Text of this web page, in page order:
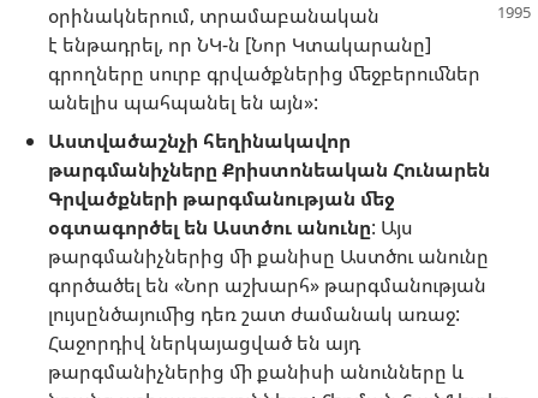
օրինակներում, տրամաբանական
է ենթադրել, որ ՆԿ-ն [Նոր Կտակարանը]
գրողները սուրբ գրվածքներից մեջբերումներ
անելիս պահպանել են այն»:
Աստվածաշնչի հեղինակավոր
թարգմանիչները Քրիստոնեական Հունարեն
Գրվածքների թարգմանության մեջ
օգտագործել են Աստծու անունը: Այս
թարգմանիչներից մի քանիսը Աստծու անունը
գործածել են «Նոր աշխարհ» թարգմանության
լույսընծայումից դեռ շատ ժամանակ առաջ:
Հաջորդիվ ներկայացված են այդ
թարգմանիչներից մի քանիսի անունները և